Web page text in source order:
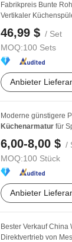
Fabrikpreis Bunte
Vertikaler
46,99 $ / Set
MOQ:100 Sets
Anbieter
Moderne günstigere
Küchenarmatur für
6,00-8,00 $ /
MOQ:100 Stück
Anbieter
Bester Verkauf
Direktvertrieb von